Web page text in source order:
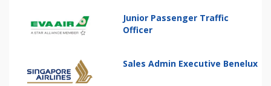
Junior Passenger Traffic
Officer
Sales Admin Executive Benelux